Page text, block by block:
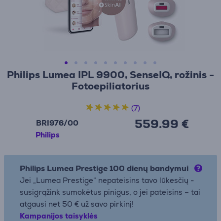
Philips Lumea IPL 9900, SenseIQ, rožinis -
Fotoepiliatorius
BRI976/00
Philips
559.99 €
(7)
Philips Lumea Prestige 100 dienų bandymui
Jei „Lumea Prestige“ nepateisins tavo lūkesčių -
susigrąžink sumokėtus pinigus, o jei pateisins – tai
atgausi net 50 € už savo pirkinį!
Kampanijos taisyklės